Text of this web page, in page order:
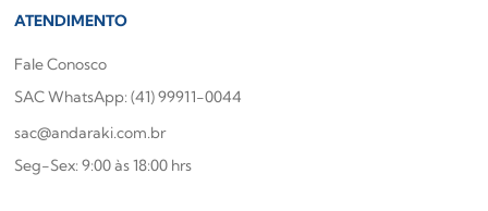
ATENDIMENTO
Fale Conosco
SAC WhatsApp: (41) 99911-0044
sac@andaraki.com.br
Seg-Sex: 9:00 às 18:00 hrs